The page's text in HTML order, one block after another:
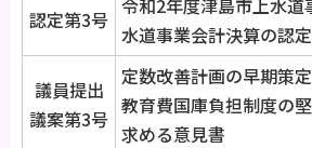
認定第3号
令和2年度津島市上水道
水道事業会計決算の認
議員提出
議案第3号
定数改善計画の早期策
教育費国庫負担制度の
求める意見書